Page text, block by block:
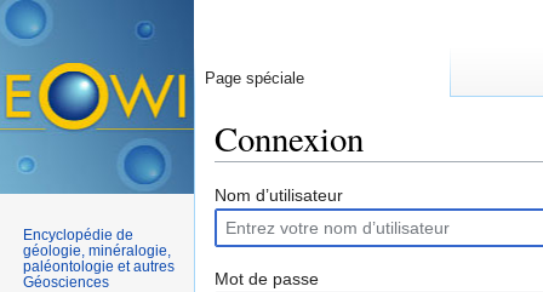
Connexion
Nom d’utilisateur
Mot de passe
Page spéciale
Encyclopédie de
géologie, minéralogie,
paléontologie et autres
Géosciences